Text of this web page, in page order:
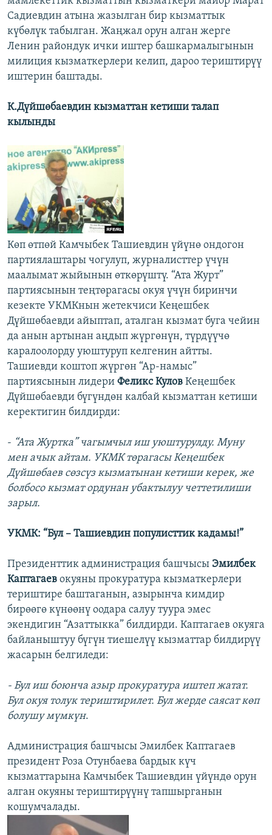
Садиевдин атына жазылган бир кызматтык
күбөлүк табылган. Жаңжал орун алган жерге
Ленин райондук ички иштер башкармалыгынын
милиция кызматкерлери келип, дароо териштирүү
иштерин баштады.
К.Дүйшөбаевдин кызматтан кетиши талап
кылынды
Көп өтпөй Камчыбек Ташиевдин үйүнө ондогон
партиялаштары чогулуп, журналисттер үчүн
маалымат жыйынын өткөрүштү. “Ата Журт”
партиясынын теңтөрагасы окуя үчүн биринчи
кезекте УКМКнын жетекчиси Кеңешбек
Дүйшөбаевди айыптап, аталган кызмат буга чейин
да анын артынан аңдып жүргөнүн, түрдүүчө
каралоолорду уюштуруп келгенин айтты.
Ташиевди коштоп жүргөн “Ар-намыс”
партиясынын лидери Феликс Кулов Кеңешбек
Дүйшөбаевди бүгүндөн калбай кызматтан кетиши
керектигин билдирди:
- “Ата Журтка” чагымчыл иш уюштурулду. Муну
мен ачык айтам. УКМК төрагасы Кеңешбек
Дүйшөбаев сөзсүз кызматынан кетиши керек, же
болбосо кызмат ордунан убактылуу четтетилиши
зарыл.
УКМК: “Бул – Ташиевдин популисттик кадамы!”
Президенттик администрация башчысы Эмилбек
Каптагаев окуяны прокуратура кызматкерлери
териштире баштаганын, азырынча кимдир
бирөөгө күнөөнү оодара салуу туура эмес
экендигин “Азаттыкка” билдирди. Каптагаев окуяга
байланыштуу бүгүн тиешелүү кызматтар билдирүү
жасарын белгиледи:
- Бул иш боюнча азыр прокуратура иштеп жатат.
Бул окуя толук териштирилет. Бул жерде саясат көп
болушу мүмкүн.
Администрация башчысы Эмилбек Каптагаев
президент Роза Отунбаева бардык күч
кызматтарына Камчыбек Ташиевдин үйүндө орун
алган окуяны териштирүүнү тапшырганын
кошумчалады.